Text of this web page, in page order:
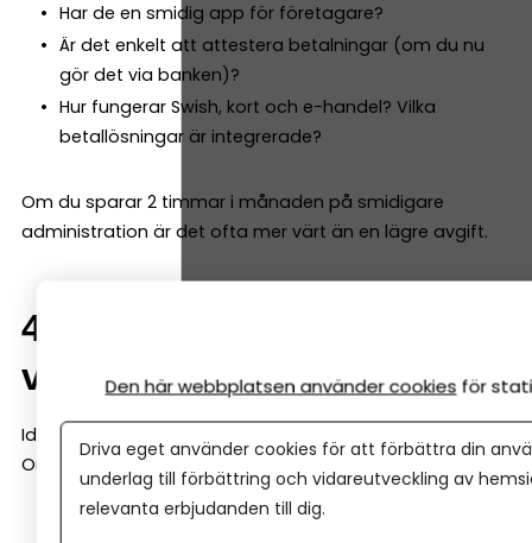
Har de en smidig app för företagare?
Är det enkelt att attestera betalningar (om du nu
gör det via banken)?
Hur fungerar Swish, kort och e-handel? Vilka
betallösningar är integrerade?
Om du sparar 2 timmar i månaden på smidigare
administration är det ofta mer värt än en lägre avgift.
4. Finns stöd när företaget
växer?
Idag kanske du bara behöver ett konto.
Om två år kanske du behöver:
Den här webbplatsen använder cookies för
Driva eget använder cookies för att förbättra din
underlag till förbättring och vidareutveckling av
relevanta erbjudanden till dig.